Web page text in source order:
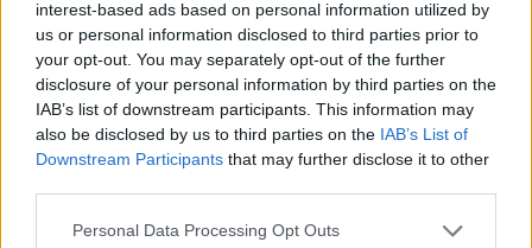
interest-based ads based on personal information utilized by
us or personal information disclosed to third parties prior to
your opt-out. You may separately opt-out of the further
disclosure of your personal information by third parties on the
IAB’s list of downstream participants. This information may
also be disclosed by us to third parties on the IAB’s List of
Downstream Participants that may further disclose it to other
Personal Data Processing Opt Outs
των εμβολιασμών
TAGS 5η ΥΠΕ Σκύρος